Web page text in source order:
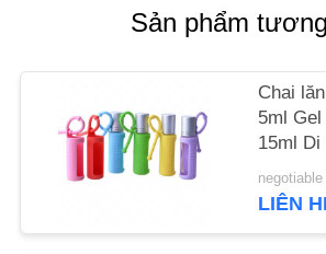
SOÁT
CHẤT
LƯỢNG
Sản phẩm
Chai
5ml
15ml Di
Có thể
silicon
LIÊN